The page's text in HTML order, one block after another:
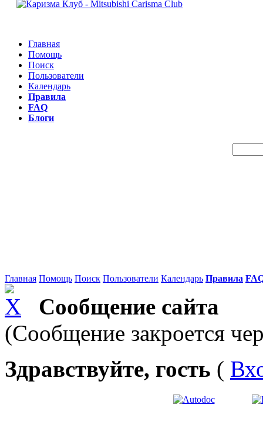
Главная
Помощь
Поиск
Пользователи
Календарь
Правила
FAQ
Блоги
Главная Помощь Поиск Пользователи Календарь Правила
Сообщение сайта
(Сообщение закроется
Здравствуйте, гость (